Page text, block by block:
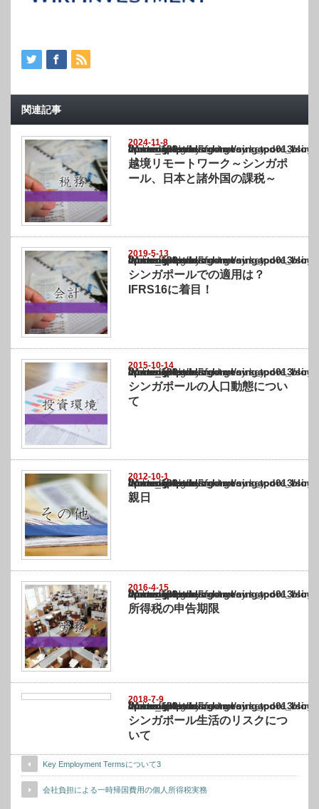
関連記事
2024-11-8
Warning
: Undefined array key "show_category" in
/home/netst/kuno-cpa.co.jp/public_html/singapore_blog/wp-content/themes/
on line183
越境リモートワーク～シンガポ
ール、日本と諸外国の課税～
2019-5-13
Warning
: Undefined array key "show_category" in
/home/netst/kuno-cpa.co.jp/public_html/singapore_blog/wp-content/themes/
on line183
シンガポールでの適用は？
IFRS16に着目！
2015-10-14
Warning
: Undefined array key "show_category" in
/home/netst/kuno-cpa.co.jp/public_html/singapore_blog/wp-content/themes/
on line183
シンガポールの人口動態につい
て
2012-10-1
Warning
: Undefined array key "show_category" in
/home/netst/kuno-cpa.co.jp/public_html/singapore_blog/wp-content/themes/
on line183
親日
2016-4-15
Warning
: Undefined array key "show_category" in
/home/netst/kuno-cpa.co.jp/public_html/singapore_blog/wp-content/themes/
on line183
所得税の申告期限
2018-7-9
Warning
: Undefined array key "show_category" in
/home/netst/kuno-cpa.co.jp/public_html/singapore_blog/wp-content/themes/
on line183
シンガポール生活のリスクにつ
いて
Key Employment Termsについて3
会社負担による一時帰国費用の個人所得税実務